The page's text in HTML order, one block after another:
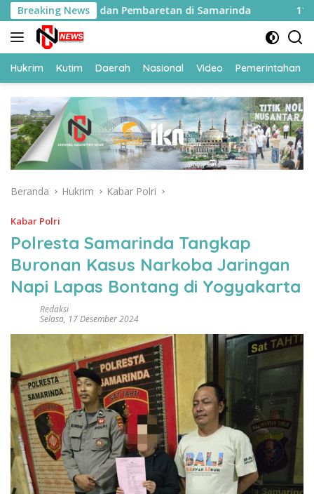
Langsung
ke
konten
Breaking News
Fisik dan Pembaretan di Samarinda 119 CPNS
Hukrim Kutim Daerah Nasional Video Pemerintahan
Beranda Hukrim Kabar Polri
Kabar Polri
Polresta Samarinda Tangkap
Buronan Kasus Narkoba Jaringan
Napi Lapas Bontang di Yogyakarta
Redaksi
Selasa, 17 Desember 2024